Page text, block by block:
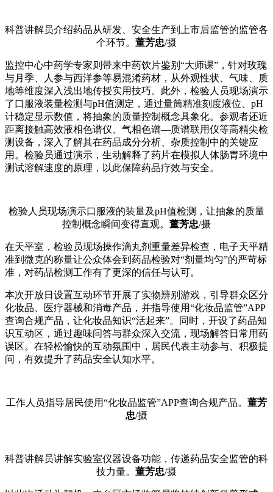
科普讲解员介绍药品从研发、安全生产到上市后监管的监管各
个环节。 董芳忠/摄
监控中心中药学专家则带来中药饮片鉴别“大师课”，针对玫瑰
与月季、人参与西洋参等易混淆药材，从外观性状、气味、质
地等维度深入浅出地传授实用技巧。此外，检验人员现场演示
了口服液装量检测与pH值测定，通过量筒精准刻度液位、pH
计稳定显示数值，将抽象的质量控制概念具象化。参观者还近
距离接触高效液相色谱仪、气相色谱—质谱联用仪等高精尖检
测设备，深入了解其在药品成分分析、杂质控制中的关键应
用。检验员通过演示，生动解释了药片在模拟人体肠胃环境中
测试溶解速度的原理，以此保障药品疗效与安全。
检验人员现场演示口服液的装量及pH值检测，让抽象的质量
控制概念瞬间变得直观。 董芳忠/摄
在天平室，检验员现场操作滴丸剂重量差异检查，电子天平精
准到微克的称量让公众体会到药品检验对“剂量均匀”的严苛标
准，对药品检测工作有了更深的信任与认可。
本次开放日设置互动环节开展了实物辨别游戏，引导群众区分
化妆品、医疗器械和消毒产品，并指导使用“化妆品监管”APP
查询合规产品，让化妆品知识“活起来”。同时，开设了药品知
识互动区，通过趣味问答与群众深入交流，现场解答日常用药
误区。在轻松愉快的互动氛围中，居民代表主动参与、积极提
问，有效提升了药品安全认知水平。
工作人员指导居民使用“化妆品监管”APP查询合规产品。 董芳
忠/摄
科普讲解员讲解实验室仪器设备功能，传递药品安全监管的科
技力量。 董芳忠/摄